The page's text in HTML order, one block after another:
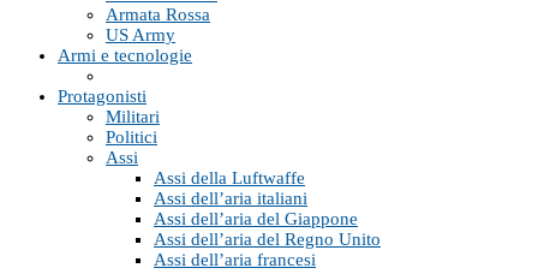
Armata Rossa
US Army
Armi e tecnologie
Protagonisti
Militari
Politici
Assi
Assi della Luftwaffe
Assi dell’aria italiani
Assi dell’aria del Giappone
Assi dell’aria del Regno Unito
Assi dell’aria francesi